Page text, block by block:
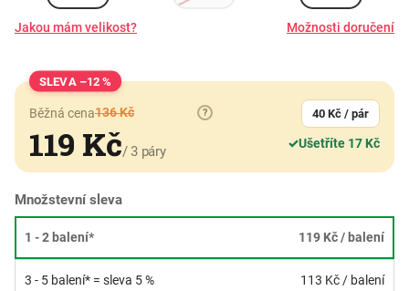
Množstevní sleva
1 - 2 balení* 119 Kč/ balení
3 - 5 balení* = sleva 5 % 113 Kč / balení
Jakou mám velikost? Možnosti doručení
–12 %
Běžná cena136 Kč ?
119 Kč/ 3 páry ✓Ušetříte 17 Kč
40 Kč / pár